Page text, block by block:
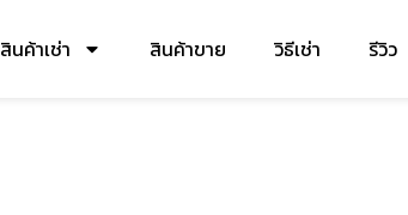
สินค้าเช่า สินค้าขาย วิธีเช่า รีวิว